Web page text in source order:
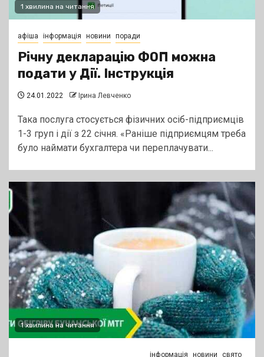
1 хвилина на читання
афіша інформація новини поради
Річну декларацію ФОП можна
подати у Дії. Інструкція
24.01.2022 Ірина Левченко
Така послуга стосується фізичних осіб-підприємців
1-3 груп і дії з 22 січня. «Раніше підприємцям треба
було наймати бухгалтера чи переплачувати...
1 хвилина на читання
інформація новини свято